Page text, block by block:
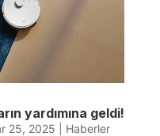
yardımına geldi!
25, 2025 Haberler